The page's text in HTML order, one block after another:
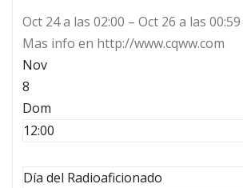
Oct 24 a las 02:00 – Oct 26 a las 00:59
Mas info en http://www.cqww.com
Nov
8
Dom
12:00
Día del Radioaficionado